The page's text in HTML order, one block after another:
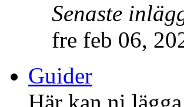
Senaste
fre feb 06,
Guider